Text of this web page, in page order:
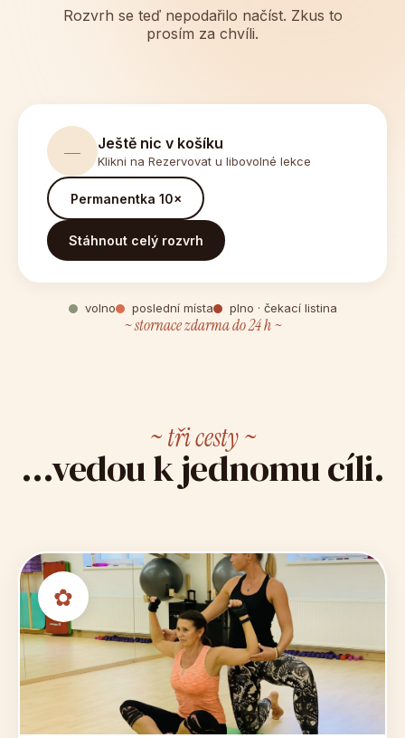
Rozvrh se teď nepodařilo načíst. Zkus to
prosím za chvíli.
— Ještě nic v košíku
Klikni na Rezervovat u libovolné lekce
Permanentka 10×
Stáhnout celý rozvrh
volno poslední místa plno · čekací listina
~ stornace zdarma do 24 h ~
~ tři cesty ~
...vedou k jednomu cíli.
✿